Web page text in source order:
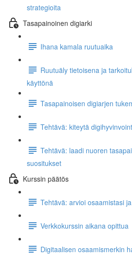
strategioita
Tasapainoinen digiarki
Ihana kamala ruutuaika
Ruutuäly tietoisena ja
käyttönä
Tasapainoisen digiarjen
Tehtävä: kiteytä
Tehtävä: laadi nuoren
suositukset
Kurssin päätös
Tehtävä: arvioi osaamistasi
Verkkokurssin aikana opittua
Digitaalisen osaamismerkin